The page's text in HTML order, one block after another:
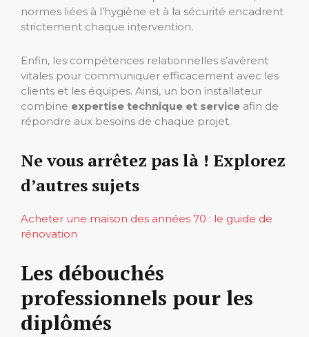
normes liées à l’hygiène et à la sécurité encadrent
strictement chaque intervention.
Enfin, les compétences relationnelles s’avèrent
vitales pour communiquer efficacement avec les
clients et les équipes. Ainsi, un bon installateur
combine expertise technique et service afin de
répondre aux besoins de chaque projet.
Ne vous arrêtez pas là ! Explorez
d’autres sujets
Acheter une maison des années 70 : le guide de
rénovation
Les débouchés
professionnels pour les
diplômés